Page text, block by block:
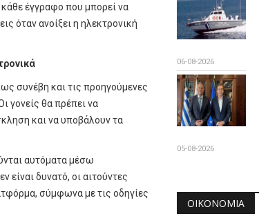
κάθε έγγραφο που μπορεί να
όταν ανοίξει η ηλεκτρονική
συνέβη και τις προηγούμενες
γονείς θα πρέπει να
και να υποβάλουν τα
αυτόματα μέσω
δυνατό, οι αιτούντες
σύμφωνα με τις οδηγίες
06-08-2026
05-08-2026
ΟΙΚΟΝΟΜΊΑ